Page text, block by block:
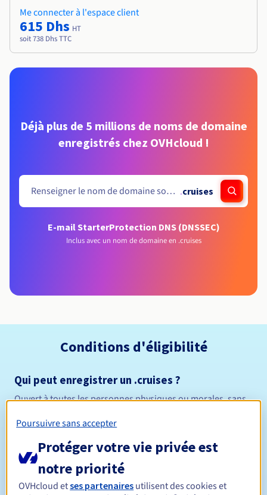
Me connecter à l'espace client
615 Dhs HT
soit 738 Dhs TTC
Déjà plus de 5 millions de noms de domaine
enregistrés chez OVHcloud !
.cruises
E-mail StarterProtection DNS (DNSSEC)
Inclus avec un nom de domaine en .cruises
Conditions d'éligibilité
Qui peut enregistrer un .cruises ?
Ouvert à toutes les personnes physiques ou morales, sans
Durée de réservation
Poursuivre sans accepter
Protéger votre vie privée est
notre priorité
OVHcloud etses partenaires utilisent des cookies et